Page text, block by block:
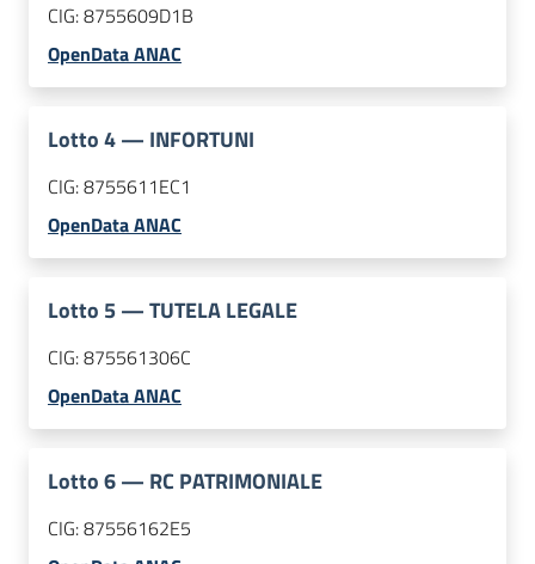
CIG:8755609D1B
OpenData ANAC
Lotto4— INFORTUNI
CIG:8755611EC1
OpenData ANAC
Lotto 5—TUTELA LEGALE
CIG:875561306C
OpenData ANAC
Lotto6— RC PATRIMONIALE
CIG:87556162E5